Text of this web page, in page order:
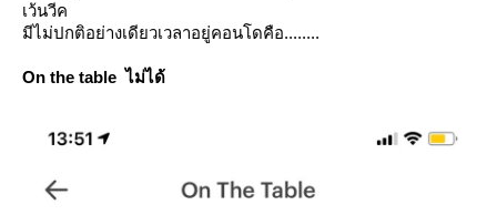
เว้นวีค
มีไม่ปกติอย่างเดียวเวลาอยู่คอนโดคือ........
On the tableไม่ได้